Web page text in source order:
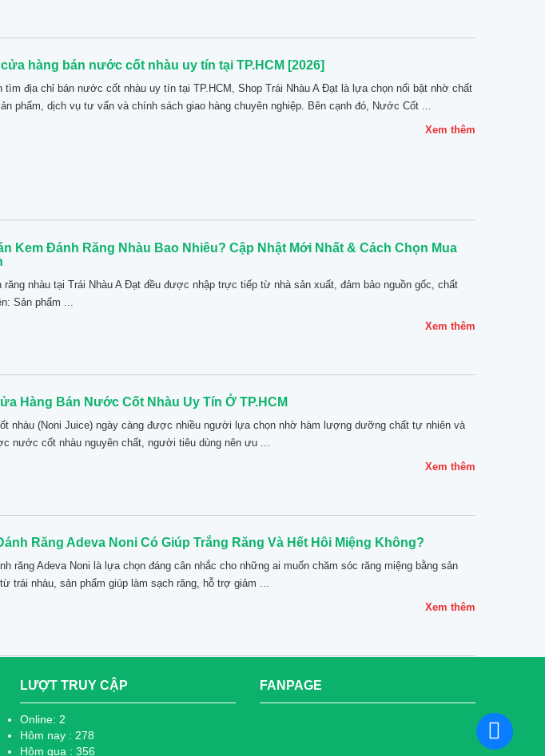
hàng bán nước cốt nhàu uy tín tại TP.HCM [2026]
tìm địa chỉ bán nước cốt nhàu uy tín tại TP.HCM, Shop Trái Nhàu A Đạt là lựa chọn nổi bật nhờ chất
phẩm, dịch vụ tư vấn và chính sách giao hàng chuyên nghiệp. Bên cạnh đó, Nước Cốt ...
Xem thêm
Kem Đánh Răng Nhàu Bao Nhiêu? Cập Nhật Mới Nhất & Cách Chọn Mua
nhàu tại Trái Nhàu A Đạt đều được nhập trực tiếp từ nhà sản xuất, đảm bảo nguồn gốc, chất
Sản phẩm ...
Xem thêm
Hàng Bán Nước Cốt Nhàu Uy Tín Ở TP.HCM
nhàu (Noni Juice) ngày càng được nhiều người lựa chọn nhờ hàm lượng dưỡng chất tự nhiên và
nước cốt nhàu nguyên chất, người tiêu dùng nên ưu ...
Xem thêm
Răng Adeva Noni Có Giúp Trắng Răng Và Hết Hôi Miệng Không?
răng Adeva Noni là lựa chọn đáng cân nhắc cho những ai muốn chăm sóc răng miệng bằng sản
trái nhàu, sản phẩm giúp làm sạch răng, hỗ trợ giảm ...
Xem thêm
LƯỢT TRUY CẬP
Online: 2
Hôm nay : 278
Hôm qua : 356
FANPAGE